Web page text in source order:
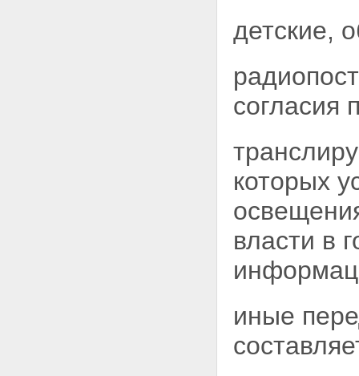
детские,
согласия
которых
власти в
иные